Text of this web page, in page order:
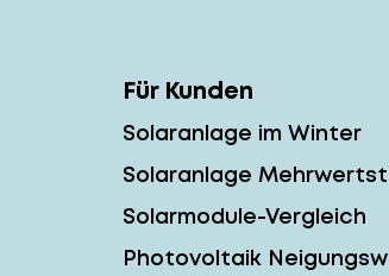
Für Kunden
Solaranlage im Winter
Solaranlage
Solarmodule-Vergleich
Photovoltaik